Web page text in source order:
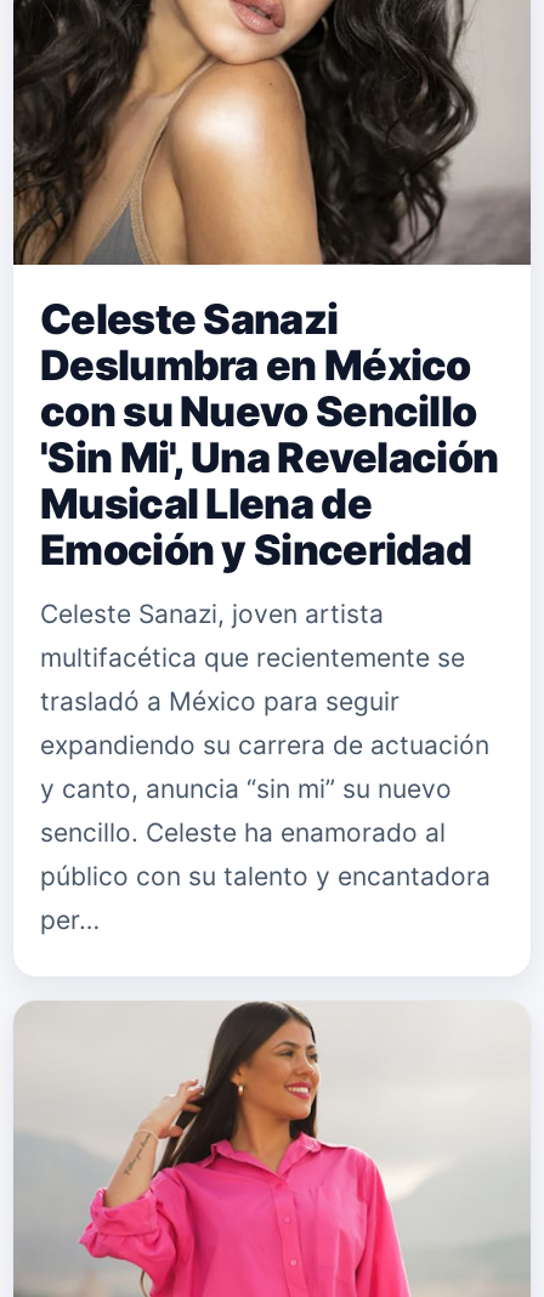
Celeste Sanazi
Deslumbra en México
con su Nuevo Sencillo
'Sin Mi', Una Revelación
Musical Llena de
Emoción y Sinceridad
Celeste Sanazi, joven artista
multifacética que recientemente se
trasladó a México para seguir
expandiendo su carrera de actuación
y canto, anuncia “sin mi” su nuevo
sencillo. Celeste ha enamorado al
público con su talento y encantadora
per…